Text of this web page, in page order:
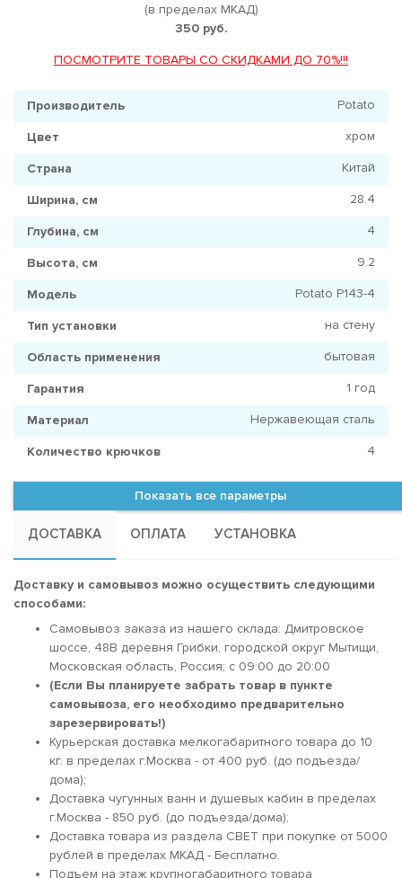
(в пределах МКАД)
350 руб.
ПОСМОТРИТЕ ТОВАРЫ СО СКИДКАМИ ДО 70%!!!
Производитель Potato
Цвет хром
Страна Китай
Ширина, см 28.4
Глубина, см 4
Высота, см 9.2
Модель Potato P143-4
Тип установки на стену
Область применения бытовая
Гарантия 1 год
Материал Нержавеющая сталь
Количество крючков 4
Показать все параметры
ДОСТАВКА ОПЛАТА УСТАНОВКА
Доставку и самовывоз можно осуществить следующими
способами:
Самовывоз заказа из нашего склада: Дмитровское
шоссе, 48В деревня Грибки, городской округ Мытищи,
Московская область, Россия; c 09:00 до 20:00
(Если Вы планируете забрать товар в пункте
самовывоза, его необходимо предварительно
зарезервировать!)
Курьерская доставка мелкогабаритного товара до 10
кг. в пределах г.Москва - от 400 руб. (до подъезда/
дома);
Доставка чугунных ванн и душевых кабин в пределах
г.Москва - 850 руб. (до подъезда/дома);
Доставка товара из раздела СВЕТ при покупке от 5000
рублей в пределах МКАД - Бесплатно.
Подъем на этаж крупногабаритного товара